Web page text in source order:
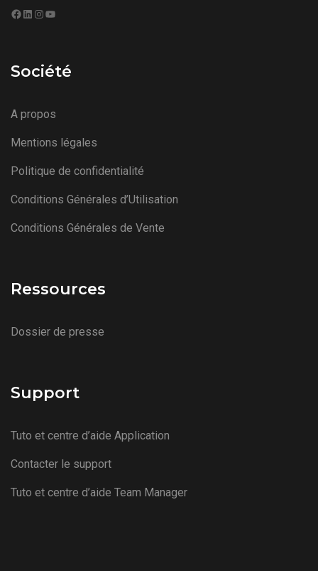
Facebook
LinkedIn
Instagram
Société
A propos
Mentions légales
Politique de confidentialité
Conditions Générales d’Utilisation
Conditions Générales de Vente
Ressources
Dossier de presse
Support
Tuto et centre d’aide Application
Contacter le support
Tuto et centre d’aide Team Manager